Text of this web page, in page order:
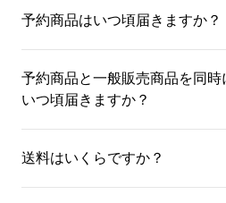
予約商品はいつ頃届きますか？
予約商品と一般販売商品を同
いつ頃届きますか？
送料はいくらですか？